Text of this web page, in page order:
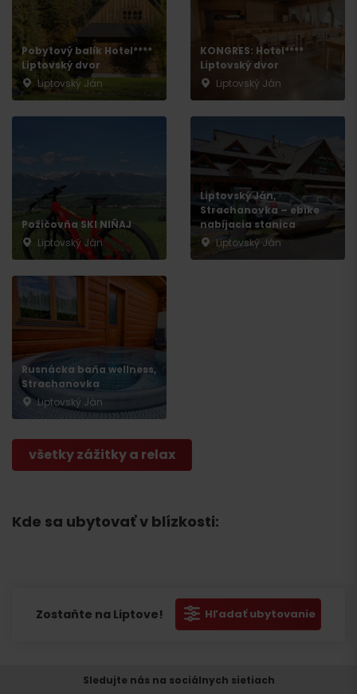
Pobytový balík Hotel****
Liptovský dvor
Liptovský Ján
KONGRES: Hotel****
Liptovský dvor
Liptovský Ján
Požičovňa SKI NIŇAJ
Liptovský Ján
Liptovský Ján,
Strachanovka – ebike
nabíjacia stanica
Liptovský Ján
Rusnácka baňa wellness,
Strachanovka
Liptovský Ján
všetky zážitky a relax
Kde sa ubytovať v blízkosti:
Zostaňte na Liptove! Hľadať ubytovanie
Odchod
Sledujte nás na sociálnych sietiach